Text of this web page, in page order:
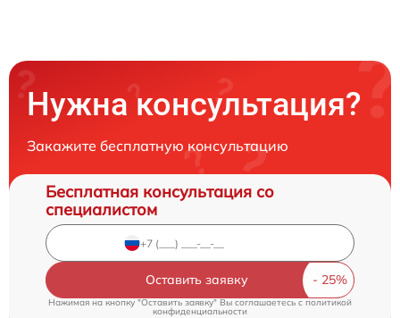
Нужна консультация?
Закажите бесплатную консультацию
Бесплатная консультация со
специалистом
Оставить заявку
Нажимая на кнопку "Оставить заявку" Вы соглашаетесь cполитикой
конфиденциальности